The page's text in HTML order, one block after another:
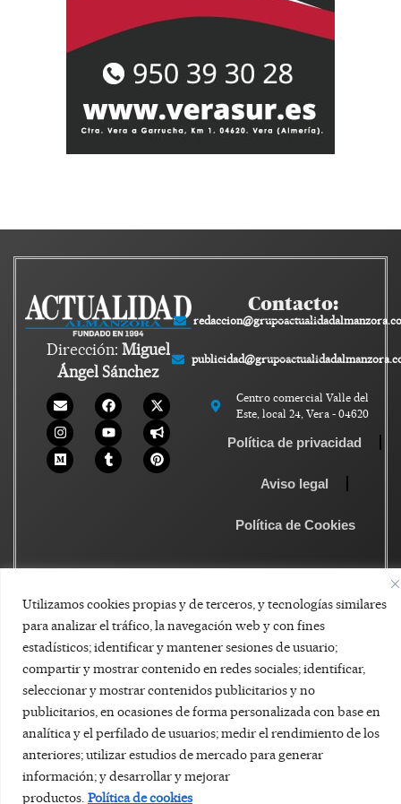
Utilizamos cookies propias y de terceros, y tecnologías similares
para analizar el tráfico, la navegación web y con fines
estadísticos; identificar y mantener sesiones de usuario;
compartir y mostrar contenido en redes sociales; identificar,
seleccionar y mostrar contenidos publicitarios y no
publicitarios, en ocasiones de forma personalizada con base en
analítica y el perfilado de usuarios; medir el rendimiento de los
anteriores; utilizar estudios de mercado para generar
información; y desarrollar y mejorar
productos. Política de cookies
Dirección: Miguel
Ángel Sánchez
Contacto:
Centro comercial Valle del
Este, local 24, Vera - 04620
Política de privacidad
Aviso legal
Política de Cookies